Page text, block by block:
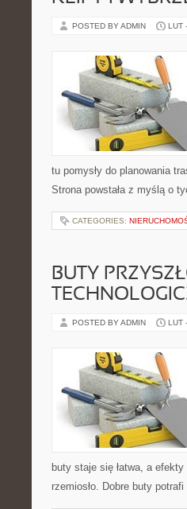
POSTED BY ADMIN LUT
tu pomysły do planowania
Strona powstała z myślą o
CATEGORIES:
BUTY
POSTED BY ADMIN LUT
buty staje się łatwa, a
rzemiosło. Dobre buty